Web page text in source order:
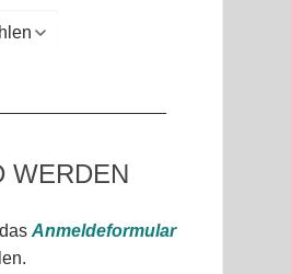
WERDEN
Anmeldeformular